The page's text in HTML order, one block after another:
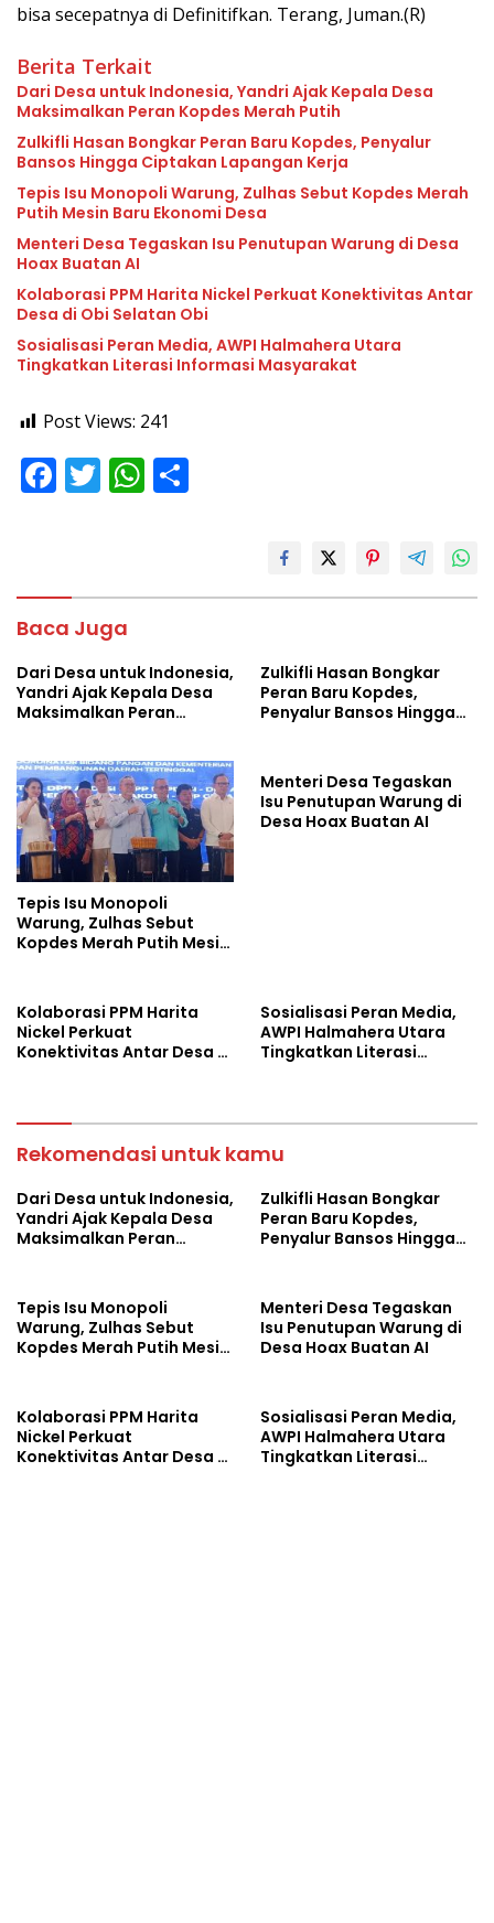
bisa secepatnya di Definitifkan. Terang, Juman.(R)
Berita Terkait
Dari Desa untuk Indonesia, Yandri Ajak Kepala Desa
Maksimalkan Peran Kopdes Merah Putih
Zulkifli Hasan Bongkar Peran Baru Kopdes, Penyalur
Bansos Hingga Ciptakan Lapangan Kerja
Tepis Isu Monopoli Warung, Zulhas Sebut Kopdes Merah
Putih Mesin Baru Ekonomi Desa
Menteri Desa Tegaskan Isu Penutupan Warung di Desa
Hoax Buatan AI
Kolaborasi PPM Harita Nickel Perkuat Konektivitas Antar
Desa di Obi Selatan Obi
Sosialisasi Peran Media, AWPI Halmahera Utara
Tingkatkan Literasi Informasi Masyarakat
Post Views: 241
F
o
o
k
T W
p
Baca Juga
Dari Desa untuk Indonesia,
Yandri Ajak Kepala Desa
Maksimalkan Peran
Zulkifli Hasan Bongkar
Peran Baru Kopdes,
Penyalur Bansos Hingga
Tepis Isu Monopoli
Warung, Zulhas Sebut
Kopdes Merah Putih Mesin
Menteri Desa Tegaskan
Isu Penutupan Warung di
Desa Hoax Buatan AI
Kolaborasi PPM Harita
Nickel Perkuat
Konektivitas Antar Desa di
Sosialisasi Peran Media,
AWPI Halmahera Utara
Tingkatkan Literasi
Rekomendasi untuk kamu
Dari Desa untuk Indonesia,
Yandri Ajak Kepala Desa
Maksimalkan Peran
Zulkifli Hasan Bongkar
Peran Baru Kopdes,
Penyalur Bansos Hingga
Tepis Isu Monopoli
Warung, Zulhas Sebut
Kopdes Merah Putih Mesin
Menteri Desa Tegaskan
Isu Penutupan Warung di
Desa Hoax Buatan AI
Kolaborasi PPM Harita
Nickel Perkuat
Konektivitas Antar Desa di
Sosialisasi Peran Media,
AWPI Halmahera Utara
Tingkatkan Literasi